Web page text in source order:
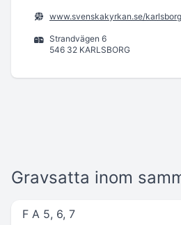
www.svenskakyrkan.se/karlsborg
Strandvägen 6
546 32 KARLSBORG
Gravsatta inom
F A 5, 6, 7